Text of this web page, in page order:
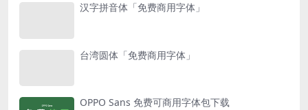
汉字拼音体「免费商用字体」
台湾圆体「免费商用字体」
OPPO Sans 免费可商用字体包下载